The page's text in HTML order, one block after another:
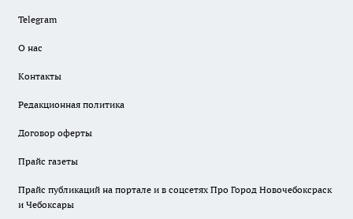
Telegram
О нас
Контакты
Редакционная политика
Договор оферты
Прайс газеты
Прайс публикаций на портале и в соцсетях Про Город Новочебоксраск
и Чебоксары